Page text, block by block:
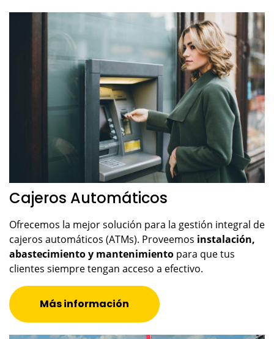
Cajeros Automáticos
Ofrecemos la mejor solución para la gestión integral de
cajeros automáticos (ATMs). Proveemos instalación,
abastecimiento y mantenimiento para que tus
clientes siempre tengan acceso a efectivo.
Más información